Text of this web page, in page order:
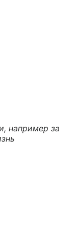
например за